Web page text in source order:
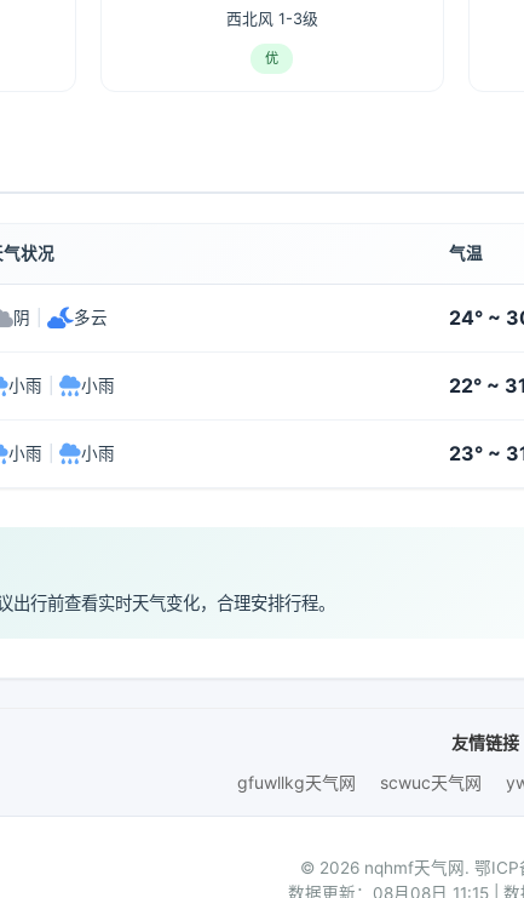
西北风 1-3级
优
气状况 气温
阴 多云 24° ~
小雨 小雨 22° ~
小雨 小雨 23° ~
行前查看实时天气变化，合理安排行程。
友情链接
gfuwllkg天气网
scwuc天气网
© 2026 nqhmf天气网. 鄂
数据更新：08月08日 11:15 |